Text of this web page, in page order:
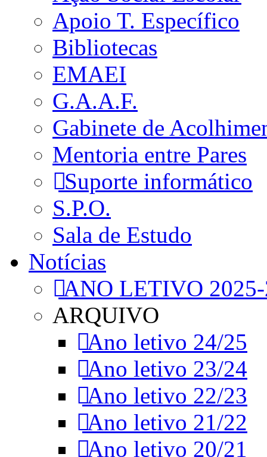
Apoio T. Específico
Bibliotecas
EMAEI
G.A.A.F.
Gabinete de
Mentoria entre Pares
Suporte informático
S.P.O.
Sala de Estudo
Notícias
ANO LETIVO
ARQUIVO
Ano letivo 24/25
Ano letivo 23/24
Ano letivo 22/23
Ano letivo 21/22
Ano letivo 20/21